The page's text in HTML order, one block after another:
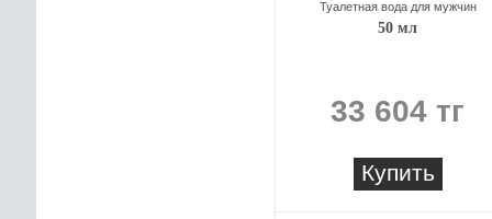
Туалетная вода для мужчин
50 мл
33 604 тг
Купить